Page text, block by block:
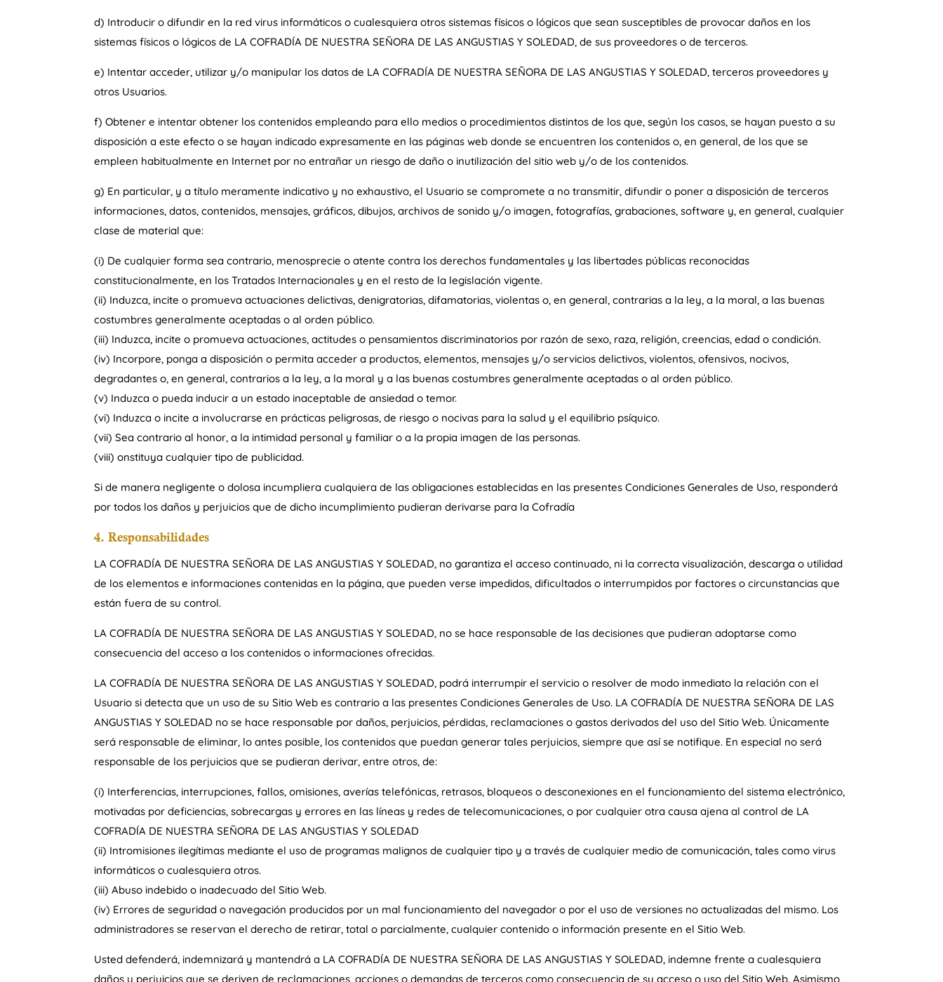
d) Introducir o difundir en la red virus informáticos o cualesquiera otros sistemas físicos o lógicos que sean susceptibles de provocar daños en los
sistemas físicos o lógicos de LA COFRADÍA DE NUESTRA SEÑORA DE LAS ANGUSTIAS Y SOLEDAD, de sus proveedores o de terceros.
e) Intentar acceder, utilizar y/o manipular los datos de LA COFRADÍA DE NUESTRA SEÑORA DE LAS ANGUSTIAS Y SOLEDAD, terceros proveedores y
otros Usuarios.
f) Obtener e intentar obtener los contenidos empleando para ello medios o procedimientos distintos de los que, según los casos, se hayan puesto a su
disposición a este efecto o se hayan indicado expresamente en las páginas web donde se encuentren los contenidos o, en general, de los que se
empleen habitualmente en Internet por no entrañar un riesgo de daño o inutilización del sitio web y/o de los contenidos.
g) En particular, y a título meramente indicativo y no exhaustivo, el Usuario se compromete a no transmitir, difundir o poner a disposición de terceros
informaciones, datos, contenidos, mensajes, gráficos, dibujos, archivos de sonido y/o imagen, fotografías, grabaciones, software y, en general, cualquier
clase de material que:
(i) De cualquier forma sea contrario, menosprecie o atente contra los derechos fundamentales y las libertades públicas reconocidas
constitucionalmente, en los Tratados Internacionales y en el resto de la legislación vigente.
(ii) Induzca, incite o promueva actuaciones delictivas, denigratorias, difamatorias, violentas o, en general, contrarias a la ley, a la moral, a las buenas
costumbres generalmente aceptadas o al orden público.
(iii) Induzca, incite o promueva actuaciones, actitudes o pensamientos discriminatorios por razón de sexo, raza, religión, creencias, edad o condición.
(iv) Incorpore, ponga a disposición o permita acceder a productos, elementos, mensajes y/o servicios delictivos, violentos, ofensivos, nocivos,
degradantes o, en general, contrarios a la ley, a la moral y a las buenas costumbres generalmente aceptadas o al orden público.
(v) Induzca o pueda inducir a un estado inaceptable de ansiedad o temor.
(vi) Induzca o incite a involucrarse en prácticas peligrosas, de riesgo o nocivas para la salud y el equilibrio psíquico.
(vii) Sea contrario al honor, a la intimidad personal y familiar o a la propia imagen de las personas.
(viii) onstituya cualquier tipo de publicidad.
Si de manera negligente o dolosa incumpliera cualquiera de las obligaciones establecidas en las presentes Condiciones Generales de Uso, responderá
por todos los daños y perjuicios que de dicho incumplimiento pudieran derivarse para la Cofradía
4. Responsabilidades
LA COFRADÍA DE NUESTRA SEÑORA DE LAS ANGUSTIAS Y SOLEDAD, no garantiza el acceso continuado, ni la correcta visualización, descarga o utilidad
de los elementos e informaciones contenidas en la página, que pueden verse impedidos, dificultados o interrumpidos por factores o circunstancias que
están fuera de su control.
LA COFRADÍA DE NUESTRA SEÑORA DE LAS ANGUSTIAS Y SOLEDAD, no se hace responsable de las decisiones que pudieran adoptarse como
consecuencia del acceso a los contenidos o informaciones ofrecidas.
LA COFRADÍA DE NUESTRA SEÑORA DE LAS ANGUSTIAS Y SOLEDAD, podrá interrumpir el servicio o resolver de modo inmediato la relación con el
Usuario si detecta que un uso de su Sitio Web es contrario a las presentes Condiciones Generales de Uso. LA COFRADÍA DE NUESTRA SEÑORA DE LAS
ANGUSTIAS Y SOLEDAD no se hace responsable por daños, perjuicios, pérdidas, reclamaciones o gastos derivados del uso del Sitio Web. Únicamente
será responsable de eliminar, lo antes posible, los contenidos que puedan generar tales perjuicios, siempre que así se notifique. En especial no será
responsable de los perjuicios que se pudieran derivar, entre otros, de:
(i) Interferencias, interrupciones, fallos, omisiones, averías telefónicas, retrasos, bloqueos o desconexiones en el funcionamiento del sistema electrónico,
motivadas por deficiencias, sobrecargas y errores en las líneas y redes de telecomunicaciones, o por cualquier otra causa ajena al control de LA
COFRADÍA DE NUESTRA SEÑORA DE LAS ANGUSTIAS Y SOLEDAD
(ii) Intromisiones ilegítimas mediante el uso de programas malignos de cualquier tipo y a través de cualquier medio de comunicación, tales como virus
informáticos o cualesquiera otros.
(iii) Abuso indebido o inadecuado del Sitio Web.
(iv) Errores de seguridad o navegación producidos por un mal funcionamiento del navegador o por el uso de versiones no actualizadas del mismo. Los
administradores se reservan el derecho de retirar, total o parcialmente, cualquier contenido o información presente en el Sitio Web.
Usted defenderá, indemnizará y mantendrá a LA COFRADÍA DE NUESTRA SEÑORA DE LAS ANGUSTIAS Y SOLEDAD, indemne frente a cualesquiera
daños y perjuicios que se deriven de reclamaciones, acciones o demandas de terceros como consecuencia de su acceso o uso del Sitio Web. Asimismo,